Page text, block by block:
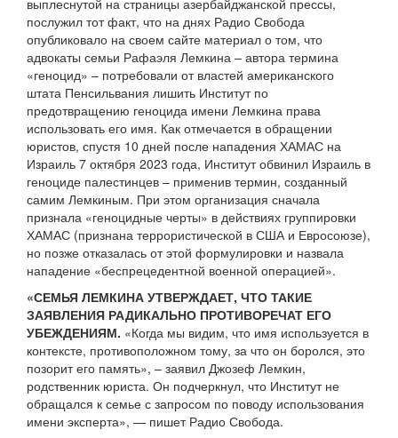
выплеснутой на страницы азербайджанской прессы,
послужил тот факт, что на днях Радио Свобода
опубликовало на своем сайте материал о том, что
адвокаты семьи Рафаэля Лемкина – автора термина
«геноцид» – потребовали от властей американского
штата Пенсильвания лишить Институт по
предотвращению геноцида имени Лемкина права
использовать его имя. Как отмечается в обращении
юристов, спустя 10 дней после нападения ХАМАС на
Израиль 7 октября 2023 года, Институт обвинил Израиль в
геноциде палестинцев – применив термин, созданный
самим Лемкиным. При этом организация сначала
признала «геноцидные черты» в действиях группировки
ХАМАС (признана террористической в США и Евросоюзе),
но позже отказалась от этой формулировки и назвала
нападение «беспрецедентной военной операцией».
«СЕМЬЯ ЛЕМКИНА УТВЕРЖДАЕТ, ЧТО ТАКИЕ
ЗАЯВЛЕНИЯ РАДИКАЛЬНО ПРОТИВОРЕЧАТ ЕГО
УБЕЖДЕНИЯМ. «Когда мы видим, что имя используется в
контексте, противоположном тому, за что он боролся, это
позорит его память», – заявил Джозеф Лемкин,
родственник юриста. Он подчеркнул, что Институт не
обращался к семье с запросом по поводу использования
имени эксперта», — пишет Радио Свобода.